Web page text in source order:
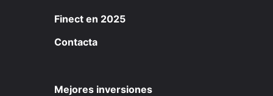
Finect en 2025
Contacta
Mejores inversiones